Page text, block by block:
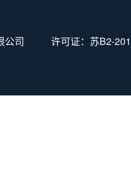
公司 许可证： 苏B2-